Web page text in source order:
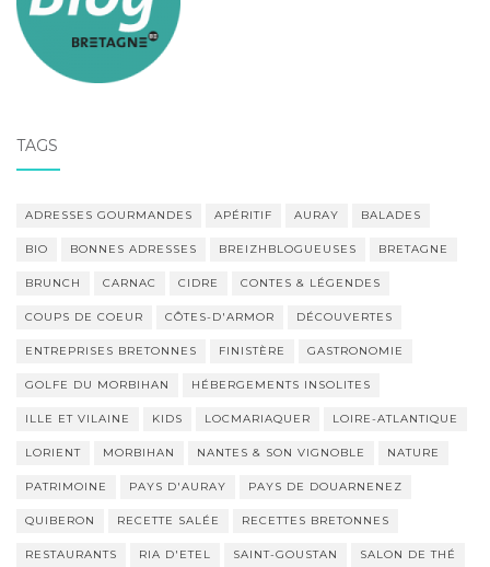
TAGS
ADRESSES GOURMANDES APÉRITIF AURAY BALADES
BIO BONNES ADRESSES BREIZHBLOGUEUSES BRETAGNE
BRUNCH CARNAC CIDRE CONTES & LÉGENDES
COUPS DE COEUR CÔTES-D'ARMOR DÉCOUVERTES
ENTREPRISES BRETONNES FINISTÈRE GASTRONOMIE
GOLFE DU MORBIHAN HÉBERGEMENTS INSOLITES
ILLE ET VILAINE KIDS LOCMARIAQUER LOIRE-ATLANTIQUE
LORIENT MORBIHAN NANTES & SON VIGNOBLE NATURE
PATRIMOINE PAYS D'AURAY PAYS DE DOUARNENEZ
QUIBERON RECETTE SALÉE RECETTES BRETONNES
RESTAURANTS RIA D'ETEL SAINT-GOUSTAN SALON DE THÉ